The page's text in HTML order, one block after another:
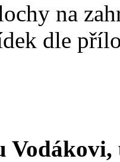
na
dle
Vodákovi,